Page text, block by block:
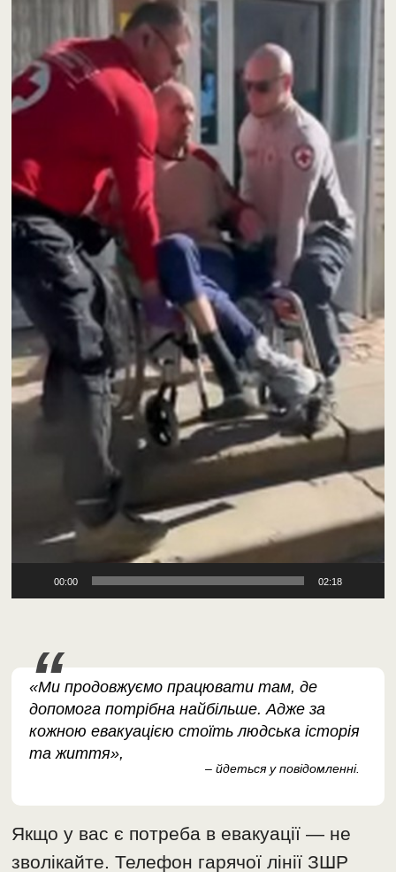
00:00 02:18
«Ми продовжуємо працювати там, де
допомога потрібна найбільше. Адже за
кожною евакуацією стоїть людська історія
та життя»,
– йдеться у повідомленні.
Якщо у вас є потреба в евакуації — не
зволікайте. Телефон гарячої лінії ЗШР